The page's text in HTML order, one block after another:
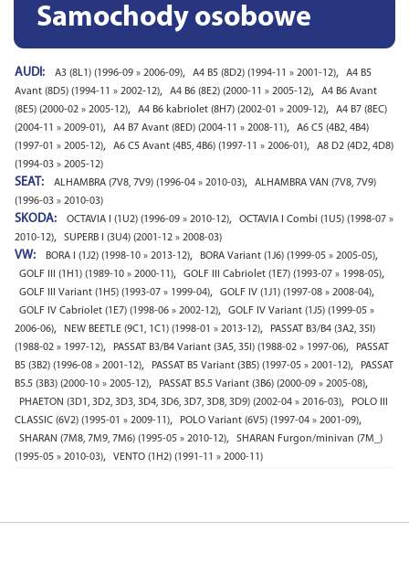
Samochody osobowe
AUDI: A3 (8L1) (1996-09 » 2006-09), A4 B5 (8D2) (1994-11 » 2001-12),
A4 B5
Avant (8D5) (1994-11 » 2002-12), A4 B6 (8E2) (2000-11 » 2005-12),
A4 B6 Avant
(8E5) (2000-02 » 2005-12), A4 B6 kabriolet (8H7) (2002-01 » 2009-12),
A4 B7 (8EC)
(2004-11 » 2009-01), A4 B7 Avant (8ED) (2004-11 » 2008-11),
A6 C5 (4B2, 4B4)
(1997-01 » 2005-12), A6 C5 Avant (4B5, 4B6) (1997-11 » 2006-01),
A8 D2 (4D2, 4D8)
(1994-03 » 2005-12)
SEAT: ALHAMBRA (7V8, 7V9) (1996-04 » 2010-03),
ALHAMBRA VAN (7V8, 7V9)
(1996-03 » 2010-03)
SKODA: OCTAVIA I (1U2) (1996-09 » 2010-12),
OCTAVIA I Combi (1U5) (1998-07 »
2010-12), SUPERB I (3U4) (2001-12 » 2008-03)
VW: BORA I (1J2) (1998-10 » 2013-12), BORA Variant (1J6) (1999-05 » 2005-05),
GOLF III (1H1) (1989-10 » 2000-11), GOLF III Cabriolet (1E7) (1993-07 » 1998-05),
GOLF III Variant (1H5) (1993-07 » 1999-04), GOLF IV (1J1) (1997-08 » 2008-04),
GOLF IV Cabriolet (1E7) (1998-06 » 2002-12),
GOLF IV Variant (1J5) (1999-05 »
2006-06), NEW BEETLE (9C1, 1C1) (1998-01 » 2013-12),
PASSAT B3/B4 (3A2, 35I)
(1988-02 » 1997-12), PASSAT B3/B4 Variant (3A5, 35I) (1988-02 » 1997-06),
PASSAT
B5 (3B2) (1996-08 » 2001-12), PASSAT B5 Variant (3B5) (1997-05 » 2001-12),
PASSAT
B5.5 (3B3) (2000-10 » 2005-12), PASSAT B5.5 Variant (3B6) (2000-09 » 2005-08),
PHAETON (3D1, 3D2, 3D3, 3D4, 3D6, 3D7, 3D8, 3D9) (2002-04 » 2016-03),
POLO III
CLASSIC (6V2) (1995-01 » 2009-11), POLO Variant (6V5) (1997-04 » 2001-09),
SHARAN (7M8, 7M9, 7M6) (1995-05 » 2010-12),
SHARAN Furgon/minivan (7M_)
(1995-05 » 2010-03), VENTO (1H2) (1991-11 » 2000-11)